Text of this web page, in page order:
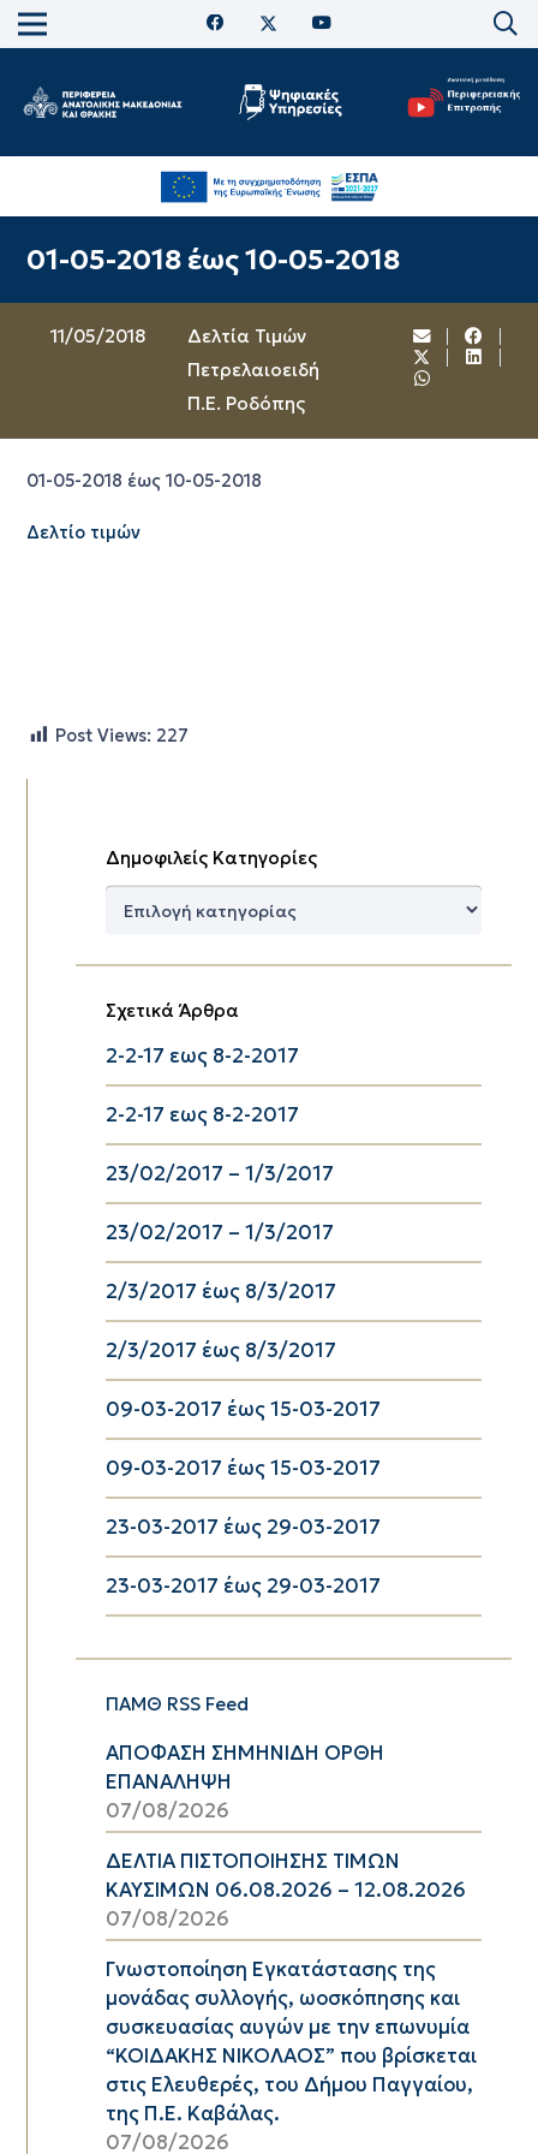
01-05-2018 έως 10-05-2018
11/05/2018
Δελτία Τιμών
Πετρελαιοειδή
Π.Ε. Ροδόπης
01-05-2018 έως 10-05-2018
Δελτίο τιμών
Post Views: 227
Δημοφιλείς Κατηγορίες
Δημοφιλείς
Σχετικά Άρθρα
2-2-17 εως 8-2-2017
2-2-17 εως 8-2-2017
23/02/2017 – 1/3/2017
23/02/2017 – 1/3/2017
2/3/2017 έως 8/3/2017
2/3/2017 έως 8/3/2017
09-03-2017 έως 15-03-2017
09-03-2017 έως 15-03-2017
23-03-2017 έως 29-03-2017
23-03-2017 έως 29-03-2017
ΠΑΜΘ RSS Feed
ΑΠΟΦΑΣΗ ΣΗΜΗΝΙΔΗ ΟΡΘΗ
ΕΠΑΝΑΛΗΨΗ
07/08/2026
ΔΕΛΤΙΑ ΠΙΣΤΟΠΟΙΗΣΗΣ ΤΙΜΩΝ
ΚΑΥΣΙΜΩΝ 06.08.2026 – 12.08.2026
07/08/2026
Γνωστοποίηση Εγκατάστασης της
μονάδας συλλογής, ωοσκόπησης και
συσκευασίας αυγών με την επωνυμία
“ΚΟΙΔΑΚΗΣ ΝΙΚΟΛΑΟΣ” που βρίσκεται
στις Ελευθερές, του Δήμου Παγγαίου,
της Π.Ε. Καβάλας.
07/08/2026